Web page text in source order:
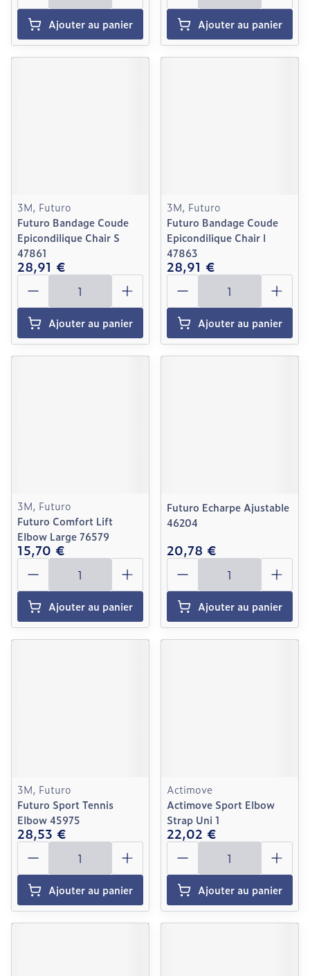
Ajouter au panier Ajouter au panier
3M, Futuro
Futuro Bandage Coude
Epicondilique Chair S
47861
28,91 €
Quantité
Ajouter au panier
3M, Futuro
Futuro Bandage Coude
Epicondilique Chair l
47863
28,91 €
Quantité
Ajouter au panier
3M, Futuro
Futuro Comfort Lift
Elbow Large 76579
15,70 €
Quantité
Ajouter au panier
Futuro Echarpe Ajustable
46204
20,78 €
Quantité
Ajouter au panier
3M, Futuro
Futuro Sport Tennis
Elbow 45975
28,53 €
Quantité
Ajouter au panier
Actimove
Actimove Sport Elbow
Strap Uni 1
22,02 €
Quantité
Ajouter au panier